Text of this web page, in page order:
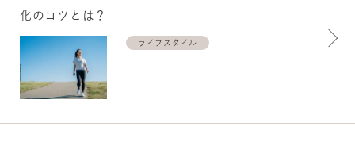
化のコツとは？
ライフスタイル